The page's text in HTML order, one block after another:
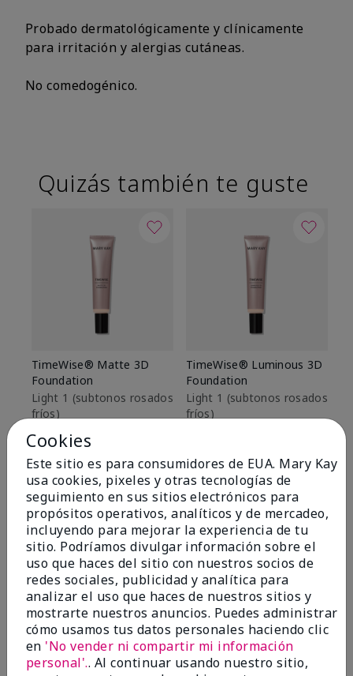
Probado dermatológicamente y clínicamente
para irritación y alergias cutáneas.
No comedogénico.
Quizás también te guste
TimeWise® Matte 3D
Foundation
Light 1​ (subtonos rosados
fríos)
TimeWise® Luminous 3D
Foundation
Light 1​ (subtonos rosados
fríos)
Cookies
Este sitio es para consumidores de EUA. Mary Kay
usa cookies, pixeles y otras tecnologías de
seguimiento en sus sitios electrónicos para
propósitos operativos, analíticos y de mercadeo,
incluyendo para mejorar la experiencia de tu
sitio. Podríamos divulgar información sobre el
uso que haces del sitio con nuestros socios de
redes sociales, publicidad y analítica para
analizar el uso que haces de nuestros sitios y
mostrarte nuestros anuncios. Puedes administrar
cómo usamos tus datos personales haciendo clic
en 'No vender ni compartir mi información
personal'.. Al continuar usando nuestro sitio,